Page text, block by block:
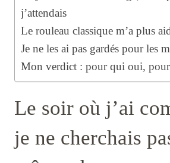
j’attendais
Le rouleau classique m’a plus
Je ne les ai pas gardés pour les
Mon verdict : pour qui oui,
Le soir où j’ai
je ne cherchais